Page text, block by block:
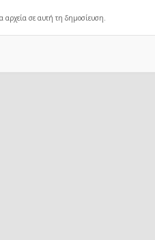
αρχεία σε αυτή τη δημοσίευση.